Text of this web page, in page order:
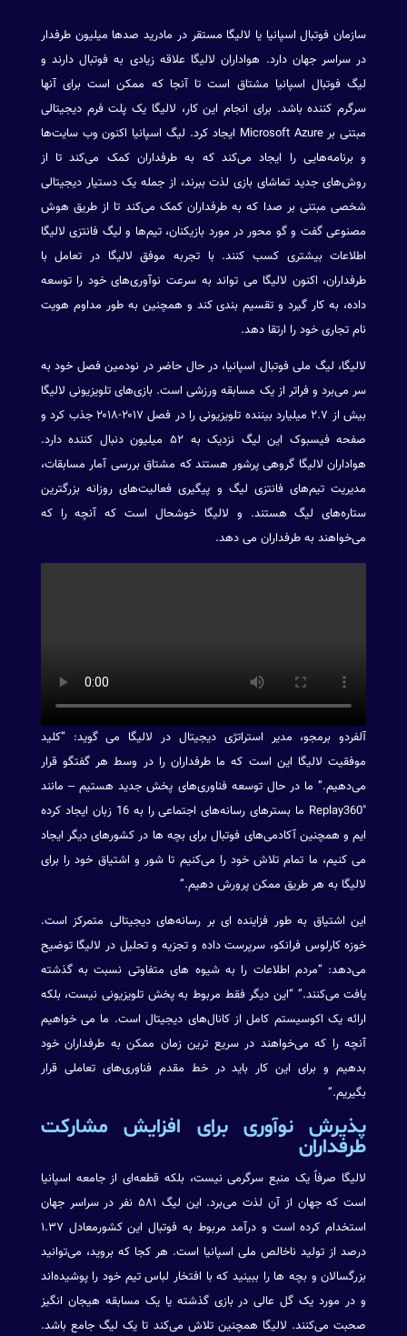
سازمان فوتبال اسپانیا یا لالیگا مستقر در مادرید صدها میلیون طرفدار
در سراسر جهان دارد. هواداران لالیگا علاقه زیادی به فوتبال دارند و
لیگ فوتبال اسپانیا مشتاق است تا آنجا که ممکن است برای آنها
سرگرم کننده باشد. برای انجام این کار، لالیگا یک پلت فرم دیجیتالی
مبتنی بر Microsoft Azure ایجاد کرد. لیگ اسپانیا اکنون وب سایت‌ها
و برنامه‌هایی را ایجاد می‌کند که به طرفداران کمک می‌کند تا از
روش‌های جدید تماشای بازی لذت ببرند، از جمله یک دستیار دیجیتالی
شخصی مبتنی بر صدا که به طرفداران کمک می‌کند تا از طریق هوش
مصنوعی گفت و گو محور در مورد بازیکنان، تیم‌ها و لیگ فانتزی لالیگا
اطلاعات بیشتری کسب کنند. با تجربه موفق لالیگا در تعامل با
طرفداران، اکنون لالیگا می تواند به سرعت نوآوری‌های خود را توسعه
داده، به کار گیرد و تقسیم بندی کند و همچنین به طور مداوم هویت
نام تجاری خود را ارتقا دهد.
لالیگا، لیگ ملی فوتبال اسپانیا، در حال حاضر در نودمین فصل خود به
سر می‌برد و فراتر از یک مسابقه ورزشی است. بازی‌های تلویزیونی لالیگا
بیش از ۲.۷ میلیارد بیننده تلویزیونی را در فصل ۲۰۱۷-۲۰۱۸ جذب کرد و
صفحه فیسبوک این لیگ نزدیک به ۵۲ میلیون دنبال کننده دارد.
هواداران لالیگا گروهی پرشور هستند که مشتاق بررسی آمار مسابقات،
مدیریت تیم‌های فانتزی لیگ و پیگیری فعالیت‌های روزانه بزرگترین
ستاره‌های لیگ هستند. و لالیگا خوشحال است که آنچه را که
می‌خواهند به طرفداران می دهد.
آلفردو برمجو، مدیر استراتژی دیجیتال در لالیگا می گوید: “کلید
موفقیت لالیگا این است که ما طرفداران را در وسط هر گفتگو قرار
می‌دهیم.” ما در حال توسعه فناوری‌های پخش جدید هستیم – مانند
Replay360″ ما بسترهای رسانه‌های اجتماعی را به 16 زبان ایجاد کرده
ایم و همچنین آکادمی‌های فوتبال برای بچه ها در کشورهای دیگر ایجاد
می کنیم، ما تمام تلاش خود را می‌کنیم تا شور و اشتیاق خود را برای
لالیگا به هر طریق ممکن پرورش دهیم.”
این اشتیاق به طور فزاینده ای بر رسانه‌های دیجیتالی متمرکز است.
خوزه کارلوس فرانکو، سرپرست داده و تجزیه و تحلیل در لالیگا توضیح
می‌دهد: “مردم اطلاعات را به شیوه های متفاوتی نسبت به گذشته
یافت می‌کنند.” “این دیگر فقط مربوط به پخش تلویزیونی نیست، بلکه
ارائه یک اکوسیستم کامل از کانال‌های دیجیتال است. ما می خواهیم
آنچه را که می‌خواهند در سریع ترین زمان ممکن به طرفداران خود
بدهیم و برای این کار باید در خط مقدم فناوری‌های تعاملی قرار
بگیریم.”
پذیرش نوآوری برای افزایش مشارکت
طرفداران
لالیگا صرفاً یک منبع سرگرمی نیست، بلکه قطعه‌ای از جامعه اسپانیا
است که جهان از آن لذت می‌برد. این لیگ ۵۸۱ نفر در سراسر جهان
استخدام کرده است و درآمد مربوط به فوتبال این کشورمعادل ۱.۳۷
درصد از تولید ناخالص ملی اسپانیا است. هر کجا که بروید، می‌توانید
بزرگسالان و بچه ها را ببینید که با افتخار لباس تیم خود را پوشیده‌اند
و در مورد یک گل عالی در بازی گذشته یا یک مسابقه هیجان انگیز
صحبت می‌کنند. لالیگا همچنین تلاش می‌کند تا یک لیگ جامع باشد.